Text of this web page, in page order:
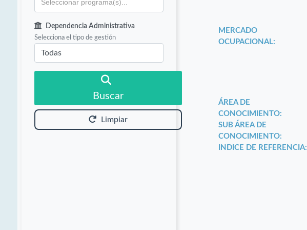
Dependencia Administrativa
Selecciona el tipo de gestión
Buscar
Limpiar
MERCADO
OCUPACIONAL:
ÁREA DE
CONOCIMIENTO:
SUB ÁREA DE
CONOCIMIENTO:
INDICE DE REFERENCIA: